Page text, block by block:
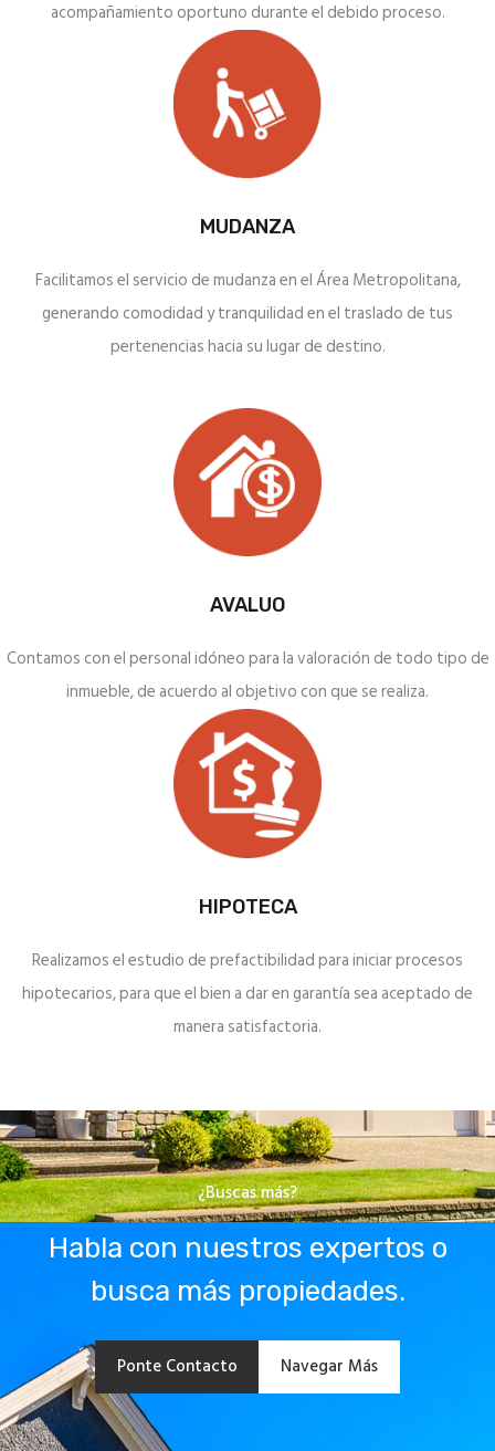
acompañamiento oportuno durante el debido proceso.
MUDANZA
Facilitamos el servicio de mudanza en el Área Metropolitana,
generando comodidad y tranquilidad en el traslado de tus
pertenencias hacia su lugar de destino.
AVALUO
Contamos con el personal idóneo para la valoración de todo tipo de
inmueble, de acuerdo al objetivo con que se realiza.
HIPOTECA
Realizamos el estudio de prefactibilidad para iniciar procesos
hipotecarios, para que el bien a dar en garantía sea aceptado de
manera satisfactoria.
¿Buscas más?
Habla con nuestros expertos o
busca más propiedades.
Ponte Contacto Navegar Más